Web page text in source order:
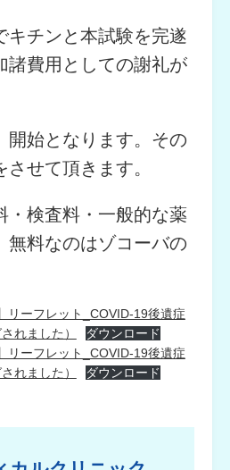
キチンと本試験を完遂
諸費用としての謝礼が
開始となります。その
せて頂きます。
検査料・一般的な薬
無料なのはゾコーバの
リーフレット_COVID-19後遺症
れました）
ダウンロード
リーフレット_COVID-19後遺症
れました）
ダウンロード